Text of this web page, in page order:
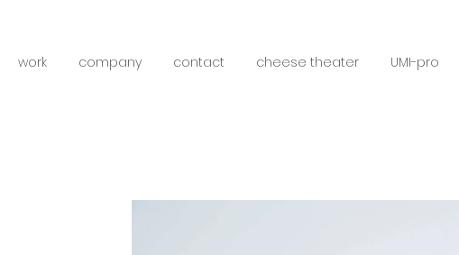
work company contact cheese theater UMI-pro